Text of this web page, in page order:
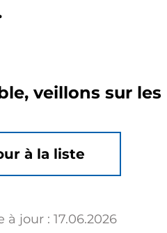
veillons sur
à la liste
à jour : 17.06.2026